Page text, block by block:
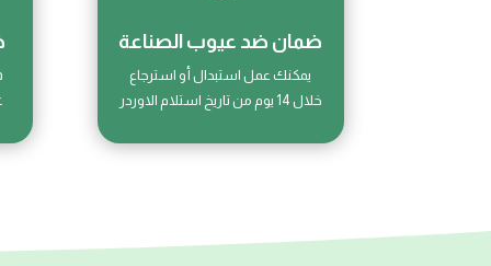
ضمان ضد عيوب الصناعة
يمكنك عمل استبدال أو استرجاع
خلال 14 يوم من تاريخ استلام الاوردر